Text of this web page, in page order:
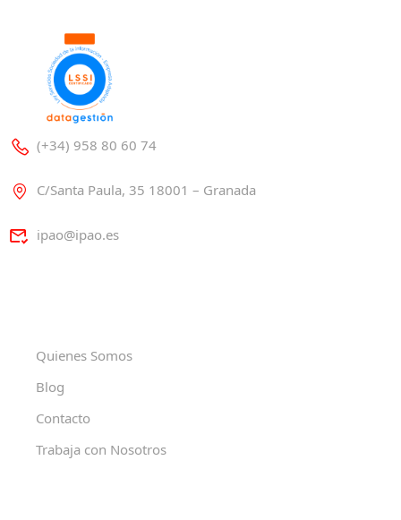
(+34) 958 80 60 74
C/Santa Paula, 35 18001 – Granada
ipao@ipao.es
Quienes Somos
Blog
Contacto
Trabaja con Nosotros